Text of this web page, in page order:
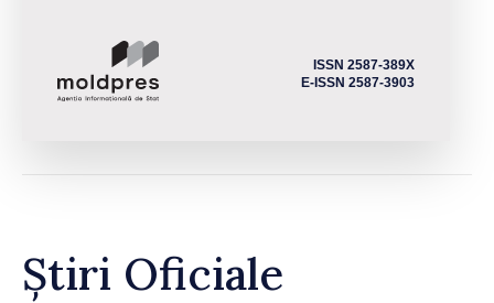
ISSN 2587-389X
E-ISSN 2587-3903
Știri Oficiale